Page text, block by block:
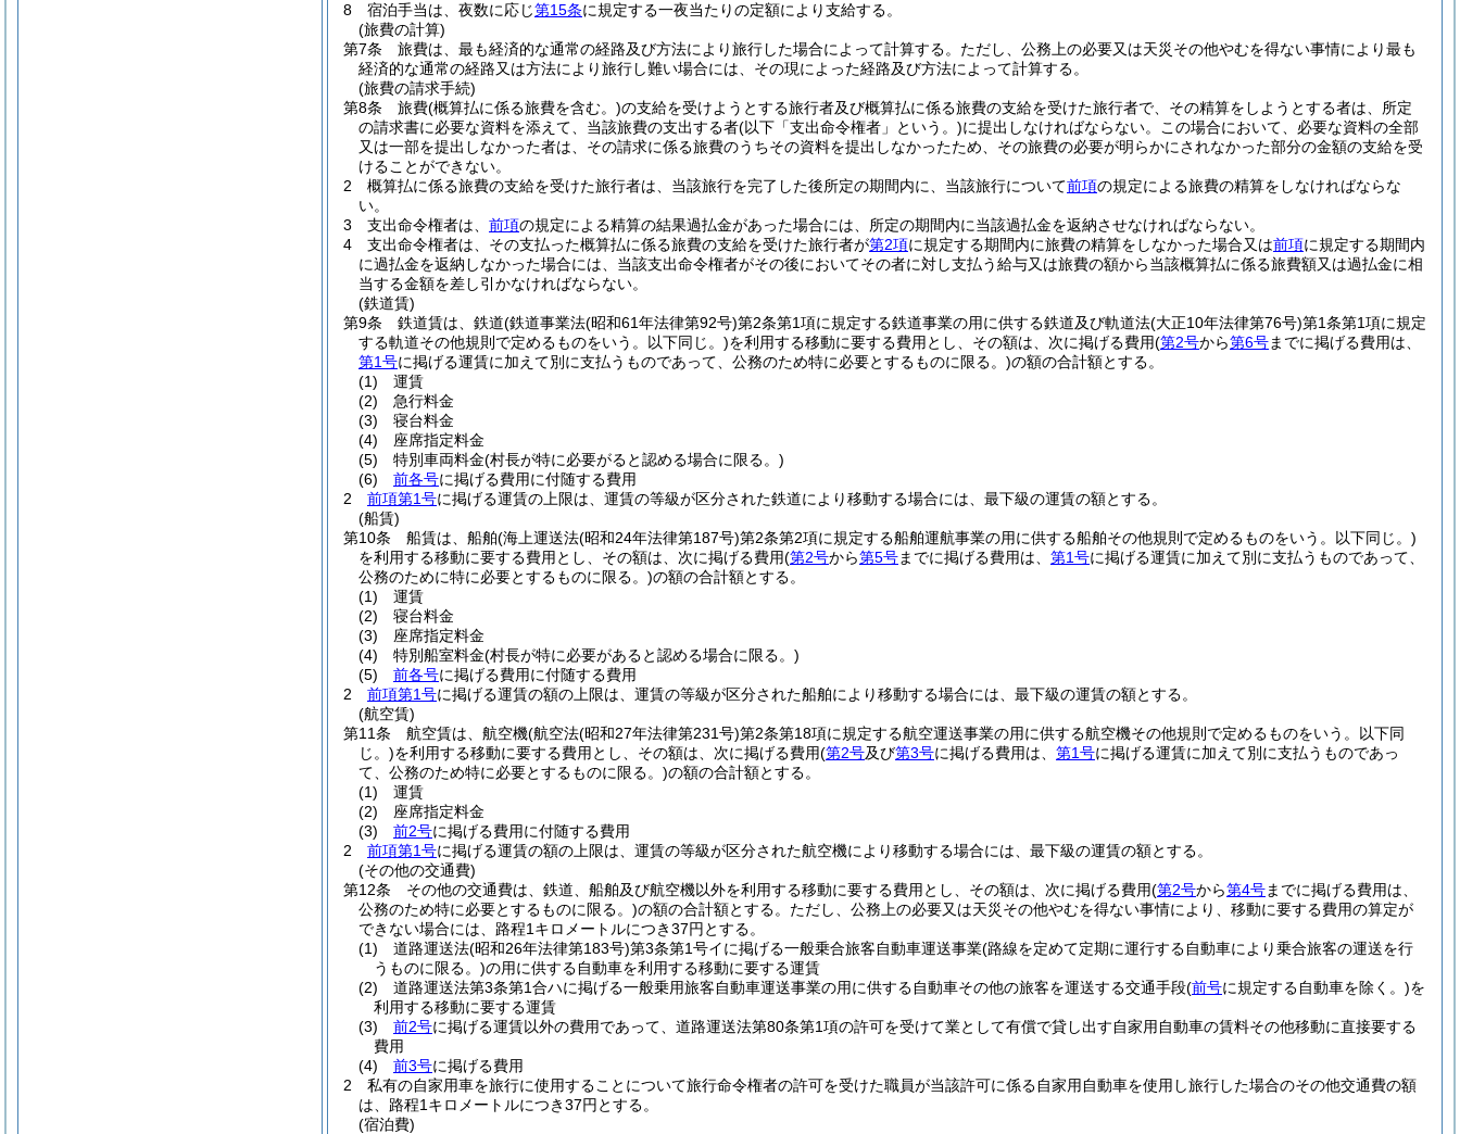
8
宿泊手当は、夜数に応じ第15条に規定する一夜当たりの定額により支給する。
(旅費の計算)
第7条
旅費は、最も経済的な通常の経路及び方法により旅行した場合によって計算する。 ただし、公務上の必要又は天災その他やむを得ない事情により最も
経済的な通常の経路又は方法により旅行し難い場合には、その現によった経路及び方法によって計算する。
(旅費の請求手続)
第8条
旅費(概算払に係る旅費を含む。)の支給を受けようとする旅行者及び概算払に係る旅費の支給を受けた旅行者で、その精算をしようとする者は、所定
の請求書に必要な資料を添えて、当該旅費の支出する者(以下「支出命令権者」という。)に提出しなければならない。
この場合において、必要な資料の全部
又は一部を提出しなかった者は、その請求に係る旅費のうちその資料を提出しなかったため、その旅費の必要が明らかにされなかった部分の金額の支給を受
けることができない。
2
概算払に係る旅費の支給を受けた旅行者は、当該旅行を完了した後所定の期間内に、当該旅行について前項の規定による旅費の精算をしなければならな
い。
3
支出命令権者は、 前項の規定による精算の結果過払金があった場合には、所定の期間内に当該過払金を返納させなければならない。
4
支出命令権者は、その支払った概算払に係る旅費の支給を受けた旅行者が第2項に規定する期間内に旅費の精算をしなかった場合又は前項に規定する期間内
に過払金を返納しなかった場合には、当該支出命令権者がその後においてその者に対し支払う給与又は旅費の額から当該概算払に係る旅費額又は過払金に相
当する金額を差し引かなければならない。
(鉄道賃)
第9条
鉄道賃は、鉄道(鉄道事業法(昭和61年法律第92号)第2条第1項に規定する鉄道事業の用に供する鉄道及び軌道法(大正10年法律第76号)第1条第1項に規定
する軌道その他規則で定めるものをいう。以下同じ。)を利用する移動に要する費用とし、その額は、次に掲げる費用(第2号から第6号までに掲げる費用は、
第1号に掲げる運賃に加えて別に支払うものであって、公務のため特に必要とするものに限る。)の額の合計額とする。
(1)
運賃
(2)
急行料金
(3)
寝台料金
(4)
座席指定料金
(5)
特別車両料金(村長が特に必要がると認める場合に限る。)
(6)
前各号に掲げる費用に付随する費用
2
前項第1号に掲げる運賃の上限は、運賃の等級が区分された鉄道により移動する場合には、最下級の運賃の額とする。
(船賃)
第10条
船賃は、船舶(海上運送法(昭和24年法律第187号)第2条第2項に規定する船舶運航事業の用に供する船舶その他規則で定めるものをいう。以下同じ。)
を利用する移動に要する費用とし、その額は、次に掲げる費用(第2号から第5号までに掲げる費用は、 第1号に掲げる運賃に加えて別に支払うものであって、
公務のために特に必要とするものに限る。)の額の合計額とする。
(1)
運賃
(2)
寝台料金
(3)
座席指定料金
(4)
特別船室料金(村長が特に必要があると認める場合に限る。)
(5)
前各号に掲げる費用に付随する費用
2
前項第1号に掲げる運賃の額の上限は、運賃の等級が区分された船舶により移動する場合には、最下級の運賃の額とする。
(航空賃)
第11条
航空賃は、航空機(航空法(昭和27年法律第231号)第2条第18項に規定する航空運送事業の用に供する航空機その他規則で定めるものをいう。以下同
じ。)を利用する移動に要する費用とし、その額は、次に掲げる費用(第2号及び第3号に掲げる費用は、 第1号に掲げる運賃に加えて別に支払うものであっ
て、公務のため特に必要とするものに限る。)の額の合計額とする。
(1)
運賃
(2)
座席指定料金
(3)
前2号に掲げる費用に付随する費用
2
前項第1号に掲げる運賃の額の上限は、運賃の等級が区分された航空機により移動する場合には、最下級の運賃の額とする。
(その他の交通費)
第12条
その他の交通費は、鉄道、船舶及び航空機以外を利用する移動に要する費用とし、その額は、次に掲げる費用(第2号から第4号までに掲げる費用は、
公務のため特に必要とするものに限る。)の額の合計額とする。 ただし、公務上の必要又は天災その他やむを得ない事情により、移動に要する費用の算定が
できない場合には、路程1キロメートルにつき37円とする。
(1)
道路運送法(昭和26年法律第183号)第3条第1号イに掲げる一般乗合旅客自動車運送事業(路線を定めて定期に運行する自動車により乗合旅客の運送を行
うものに限る。)の用に供する自動車を利用する移動に要する運賃
(2)
道路運送法第3条第1合ハに掲げる一般乗用旅客自動車運送事業の用に供する自動車その他の旅客を運送する交通手段(前号に規定する自動車を除く。)を
利用する移動に要する運賃
(3)
前2号に掲げる運賃以外の費用であって、道路運送法第80条第1項の許可を受けて業として有償で貸し出す自家用自動車の賃料その他移動に直接要する
費用
(4)
前3号に掲げる費用
2
私有の自家用車を旅行に使用することについて旅行命令権者の許可を受けた職員が当該許可に係る自家用自動車を使用し旅行した場合のその他交通費の額
は、路程1キロメートルにつき37円とする。
(宿泊費)